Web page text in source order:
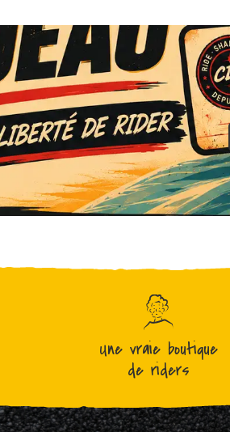
Une vraie boutique
de riders